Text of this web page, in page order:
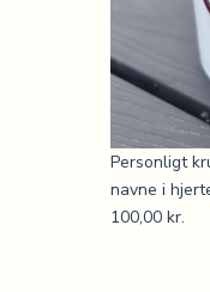
Personligt
navne i
100,00 kr.